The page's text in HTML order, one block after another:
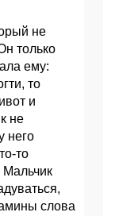
не
только
ему:
то
и
не
него
то
Мальчик
слова